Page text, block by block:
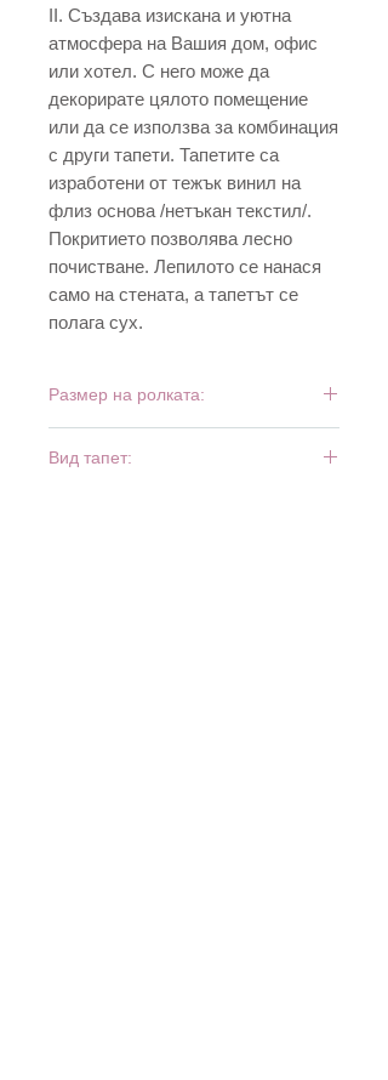
II. Създава изискана и уютна
атмосфера на Вашия дом, офис
или хотел. С него може да
декорирате цялото помещение
или да се използва за комбинация
с други тапети. Тапетите са
изработени от тежък винил на
флиз основа /нетъкан текстил/.
Покритието позволява лесно
почистване. Лепилото се нанася
само на стената, а тапетът се
полага сух.
Размер на ролката:
Вид тапет: